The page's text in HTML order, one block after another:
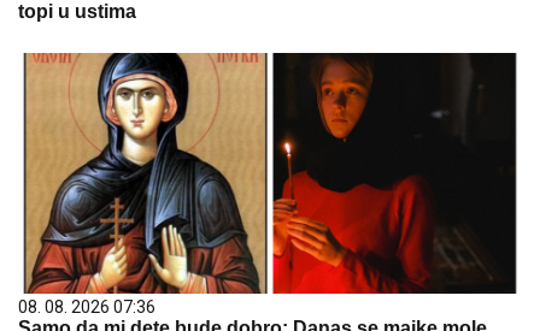
topi u ustima
08. 08. 2026 07:36